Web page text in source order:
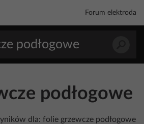
Forum elektroda
podłogowe
dla: folie grzewcze podłogowe